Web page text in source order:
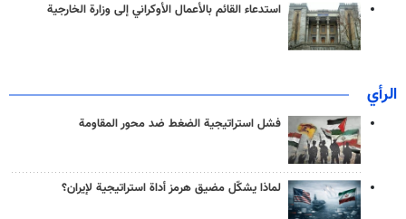
استدعاء القائم بالأعمال الأوكراني إلى وزارة الخارجية
الرأي
فشل استراتيجية الضغط ضد محور المقاومة
لماذا يشكّل مضيق هرمز أداة استراتيجية لإيران؟